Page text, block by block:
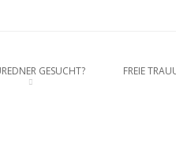
München,
GESUCHT? FREIE